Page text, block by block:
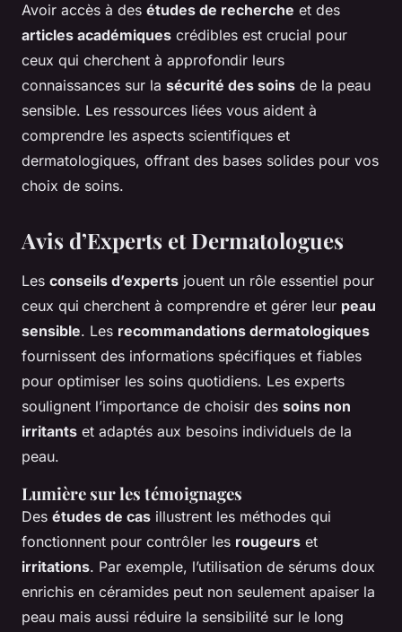
Avoir accès à des études de recherche et des
articles académiques crédibles est crucial pour
ceux qui cherchent à approfondir leurs
connaissances sur la sécurité des soins de la peau
sensible. Les ressources liées vous aident à
comprendre les aspects scientifiques et
dermatologiques, offrant des bases solides pour vos
choix de soins.
Avis d’Experts et Dermatologues
Les conseils d’experts jouent un rôle essentiel pour
ceux qui cherchent à comprendre et gérer leur peau
sensible. Les recommandations dermatologiques
fournissent des informations spécifiques et fiables
pour optimiser les soins quotidiens. Les experts
soulignent l’importance de choisir des soins non
irritants et adaptés aux besoins individuels de la
peau.
Lumière sur les témoignages
Des études de cas illustrent les méthodes qui
fonctionnent pour contrôler les rougeurs et
irritations. Par exemple, l’utilisation de sérums doux
enrichis en céramides peut non seulement apaiser la
peau mais aussi réduire la sensibilité sur le long